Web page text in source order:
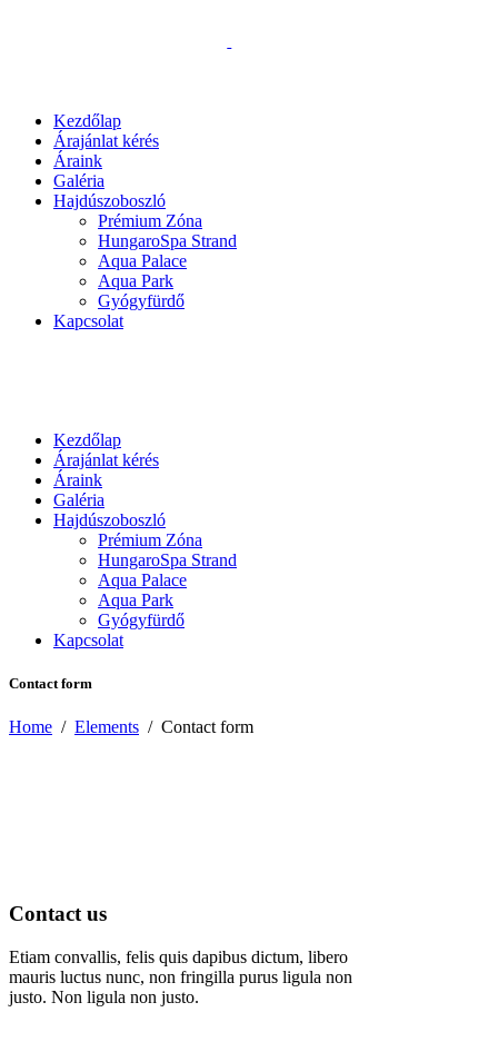
Kezdőlap
Árajánlat kérés
Áraink
Galéria
Hajdúszoboszló
Prémium Zóna
HungaroSpa Strand
Aqua Palace
Aqua Park
Gyógyfürdő
Kapcsolat
Kezdőlap
Árajánlat kérés
Áraink
Galéria
Hajdúszoboszló
Prémium Zóna
HungaroSpa Strand
Aqua Palace
Aqua Park
Gyógyfürdő
Kapcsolat
Contact form
Home / Elements / Contact form
Contact us
Etiam convallis, felis quis dapibus dictum, libero
mauris luctus nunc, non fringilla purus ligula non
justo. Non ligula non justo.